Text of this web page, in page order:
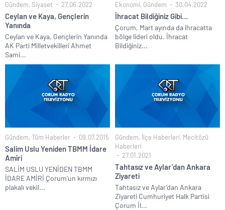
Gündem, Siyaset 27.06.2022
Ceylan ve Kaya, Gençlerin
Yanında
Ceylan ve Kaya, Gençlerin Yanında
AK Parti Milletvekilleri Ahmet
Sami...
Ekonomi, Gündem 30.04.2022
İhracat Bildiğiniz Gibi…
Çorum, Mart ayında da ihracatta
bölge lideri oldu. İhracat
Bildiğiniz...
Gündem, Tüm Haberler 09.07.2015
Salim Uslu Yeniden TBMM İdare
Amiri
SALİM USLU YENİDEN TBMM
İDARE AMİRİ Çorum’un kırmızı
plakalı vekil...
Gündem, İlçe Haberleri, Mecitözü
Haberleri
27.01.2021
Tahtasız ve Aylar’dan Ankara
Ziyareti
Tahtasız ve Aylar’dan Ankara
Ziyareti Cumhuriyet Halk Partisi
Çorum İl...